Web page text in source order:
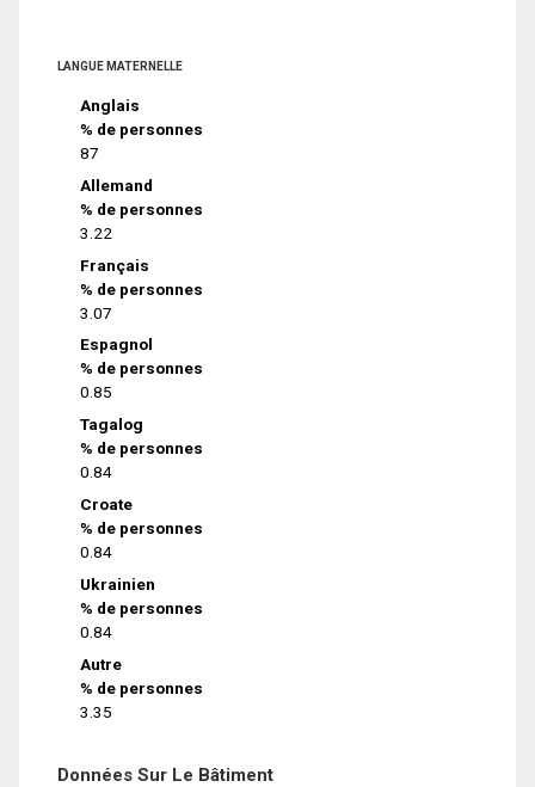
LANGUE MATERNELLE
Anglais
% de personnes
87
Allemand
% de personnes
3.22
Français
% de personnes
3.07
Espagnol
% de personnes
0.85
Tagalog
% de personnes
0.84
Croate
% de personnes
0.84
Ukrainien
% de personnes
0.84
Autre
% de personnes
3.35
Données Sur Le Bâtiment